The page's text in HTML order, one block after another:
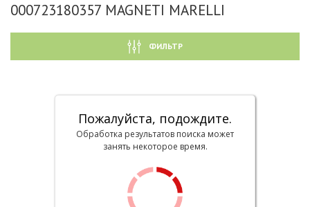
000723180357 MAGNETI MARELLI
ФИЛЬТР
Пожалуйста, подождите.
Обработка результатов поиска может
занять некоторое время.